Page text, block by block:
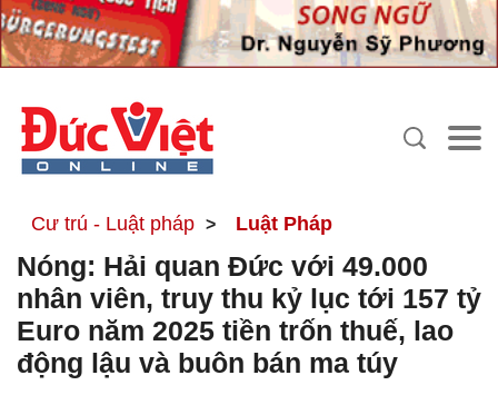
Cư trú - Luật pháp Luật Pháp
Nóng: Hải quan Đức với 49.000
nhân viên, truy thu kỷ lục tới 157 tỷ
Euro năm 2025 tiền trốn thuế, lao
động lậu và buôn bán ma túy